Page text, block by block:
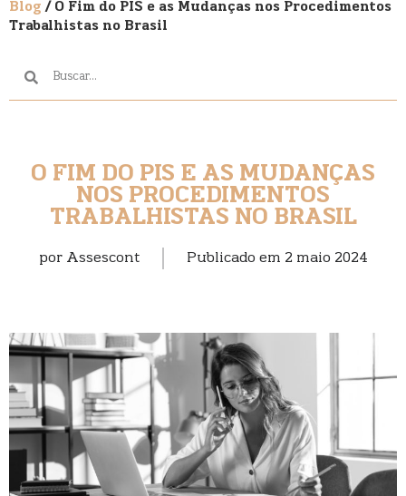
Blog/ O Fim do PIS e as Mudanças nos Procedimentos
Trabalhistas no Brasil
O FIM DO PIS E AS MUDANÇAS
NOS PROCEDIMENTOS
TRABALHISTAS NO BRASIL
por Assescont Publicado em 2 maio 2024